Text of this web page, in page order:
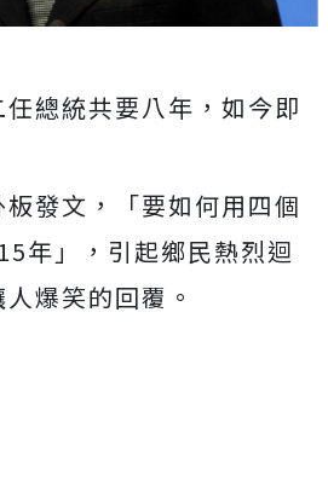
總統共要八年，如今即
發文，「要如何用四個
年」，引起鄉民熱烈迴
爆笑的回覆。